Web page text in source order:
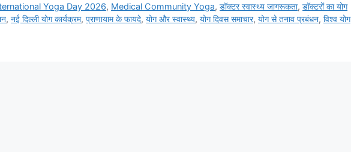
Yoga Day 2026, Medical Community Yoga,डॉक्टर स्वास्थ्य जागरूकता,डॉक्टरों का योग
, नई दिल्ली योग कार्यक्रम, प्राणायाम के फायदे, योग और स्वास्थ्य, योग दिवस समाचार, योग से तनाव प्रबंधन, विश्व योग